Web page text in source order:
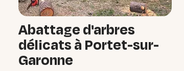
Abattage d'arbres
délicats à Portet-sur-
Garonne